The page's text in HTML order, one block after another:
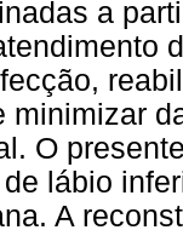
a
minimizar
O
lábio
A